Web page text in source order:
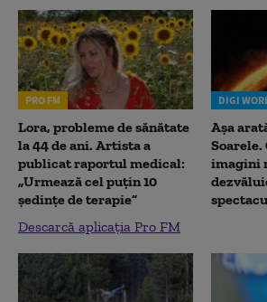
PRO FM
Lora, probleme de sănătate
la 44 de ani. Artista a
publicat raportul medical:
„Urmează cel puțin 10
ședințe de terapie”
Descarcă aplicația Pro FM
DIGI
Așa
imagini